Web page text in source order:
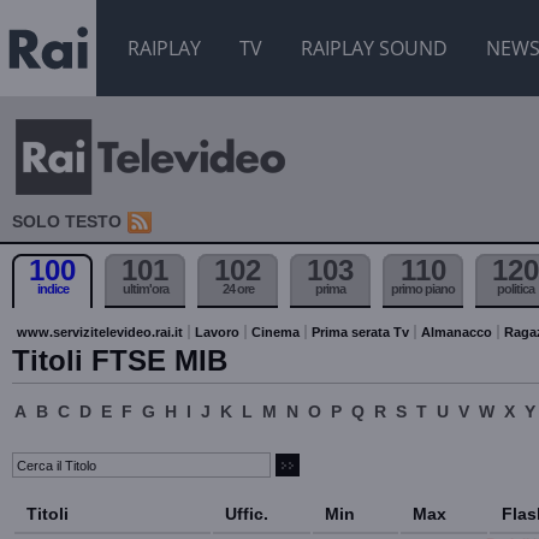
RAIPLAY TV RAIPLAY SOUND NEWS
SOLO TESTO
100
indice
101
ultim'ora
102
24 ore
103
prima
110
primo piano
120
politica
www.servizitelevideo.rai.it Lavoro Cinema Prima serata Tv Almanacco
Titoli FTSE MIB
A B C D E F G H I J K L M N O P Q R S T U V W X Y
Titoli Uffic. Min Max